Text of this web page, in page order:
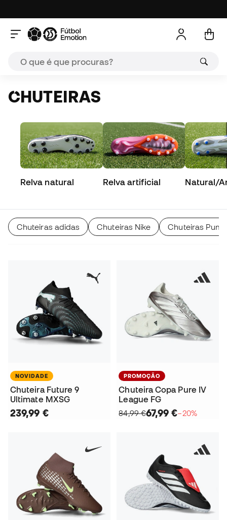
CHUTEIRAS
Relva natural Relva artificial Natural/
Chuteiras adidas Chuteiras Nike Chuteiras Puma
NOVIDADE
Chuteira Future 9
Ultimate MXSG
239,99 €
PROMOÇÃO
Chuteira Copa Pure IV
League FG
84,99 €67,99 €−20%